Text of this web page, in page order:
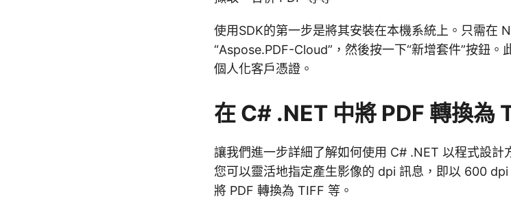
使用SDK的第一步是將其安裝在本機系統上。只需在
“Aspose.PDF-Cloud”，然後按一下“新增套件”按鈕。
個人化客戶憑證。
在 C# .NET 中將 PDF 轉換為
讓我們進一步詳細了解如何使用 C# .NET 以程式設計
您可以靈活地指定產生影像的 dpi 訊息，即以 600
將 PDF 轉換為 TIFF 等。